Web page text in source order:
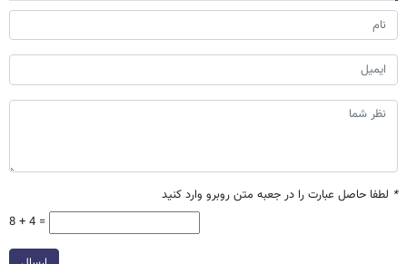
* لطفا حاصل عبارت را در جعبه متن روبرو وارد کنید
8 + 4 =